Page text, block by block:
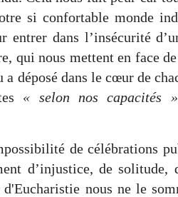
si confortable monde
entrer dans l’insécurité
qui nous mettent en face
déposé dans le cœur de
« selon nos capacités
de célébrations
d’injustice, de solitude,
nous ne le